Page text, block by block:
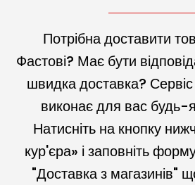
Потрібна доставити
Фастові? Має бути
швидка доставка?
виконає для вас будь-
Натисніть на кнопку
кур'єра» і заповніть
"Доставка з магазинів"